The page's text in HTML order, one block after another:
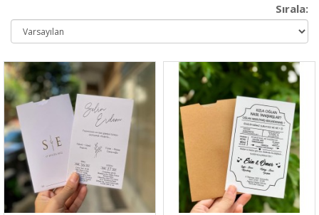
Sırala: